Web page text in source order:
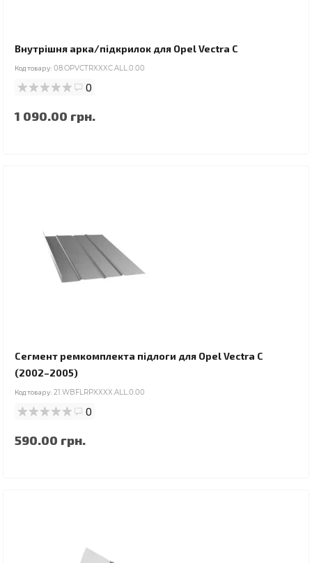
Внутрішня арка/підкрилок для Opel Vectra C
Код товару: 08.OPVCTRXXXC.ALL.0.00
0
1 090.00 грн.
Сегмент ремкомплекта підлоги для Opel Vectra C
(2002–2005)
Код товару: 21.WBFLRPXXXX.ALL.0.00
0
590.00 грн.